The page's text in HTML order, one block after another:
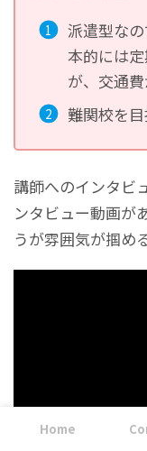
派遣型な
本的には
が、交通
難関校を
講師へのインタビ
ンタビュー動画が
うが雰囲気が掴め
Home